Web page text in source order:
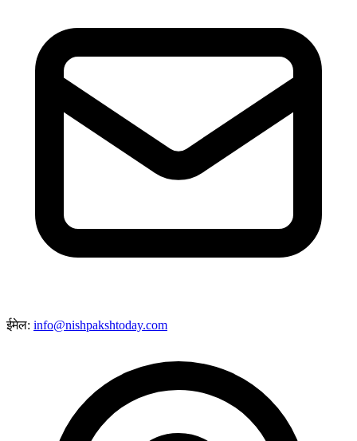
ईमेल: info@nishpakshtoday.com